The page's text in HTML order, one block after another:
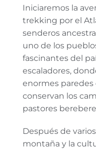
Iniciaremos la
trekking por el
senderos
uno de los
fascinantes del
escaladores,
enormes paredes
conservan los
pastores
Después de
montaña y la